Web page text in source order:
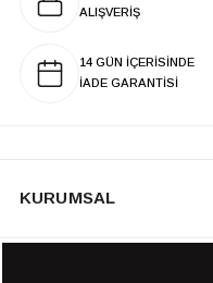
ALIŞVERİŞ
14 GÜN İÇERİSİNDE
İADE GARANTİSİ
KURUMSAL